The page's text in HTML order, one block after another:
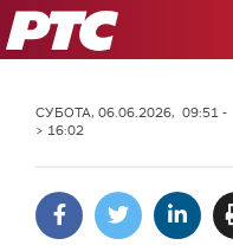
РТС
СУБОТА, 06.06.2026, 09:51 -
> 16:02